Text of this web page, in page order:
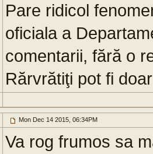
Pare ridicol
oficiala a
comentarii, fără o
Rărvrătiţi pot fi
Mon Dec 14 2015, 06:34PM
Va rog frumos sa